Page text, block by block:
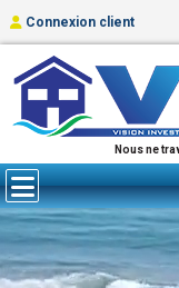
Nous ne
Connexion client